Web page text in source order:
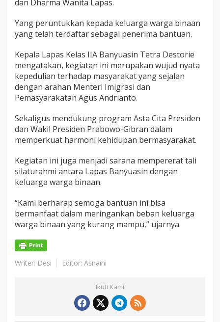
r
g
W
B
dan Dharma Wanita Lapas.
Yang peruntukkan kepada keluarga warga binaan
yang telah terdaftar sebagai penerima bantuan.
Kepala Lapas Kelas IIA Banyuasin Tetra Destorie
mengatakan, kegiatan ini merupakan wujud nyata
kepedulian terhadap masyarakat yang sejalan
dengan arahan Menteri Imigrasi dan
Pemasyarakatan Agus Andrianto.
Sekaligus mendukung program Asta Cita Presiden
dan Wakil Presiden Prabowo-Gibran dalam
memperkuat harmoni kehidupan bermasyarakat.
Kegiatan ini juga menjadi sarana mempererat tali
silaturahmi antara Lapas Banyuasin dengan
keluarga warga binaan.
“Kami berharap semoga bantuan ini bisa
bermanfaat dalam meringankan beban keluarga
warga binaan yang kurang mampu,” ujarnya.
Writer: Desi Editor: Asnaini
Ikuti Kami